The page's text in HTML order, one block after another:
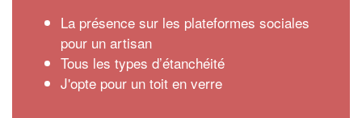
La présence sur les plateformes sociales
pour un artisan
Tous les types d’étanchéité
J'opte pour un toit en verre